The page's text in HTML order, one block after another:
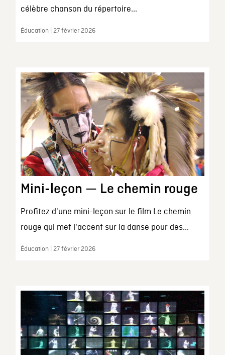
célèbre chanson du répertoire...
Éducation | 27 février 2026
Mini-leçon — Le chemin rouge
Profitez d'une mini-leçon sur le film Le chemin
rouge qui met l'accent sur la danse pour des...
Éducation | 27 février 2026